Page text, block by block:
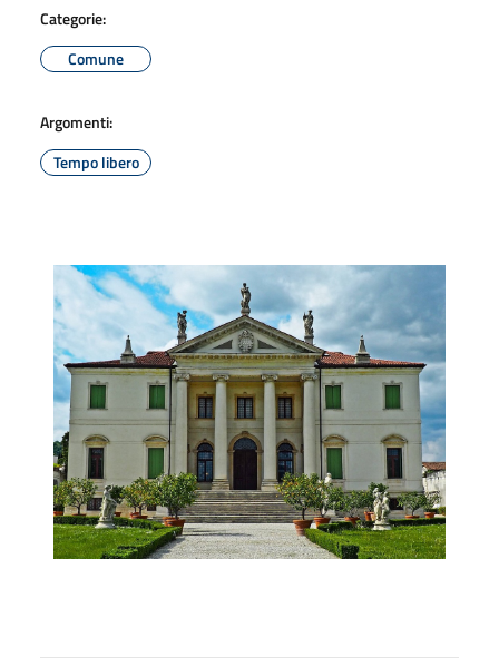
Categorie:
Comune
Argomenti:
Tempo libero